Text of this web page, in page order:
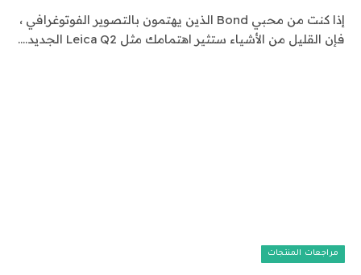
إذا كنت من محبي Bond الذين يهتمون بالتصوير الفوتوغرافي ،
فإن القليل من الأشياء ستثير اهتمامك مثل Leica Q2 الجديد.…
مراجعات المنتجات